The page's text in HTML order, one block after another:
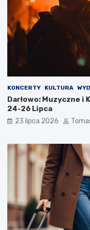
KONCERTY KULTURA
Darłowo: Muzyczne i
24-26 Lipca
23 lipca 2026